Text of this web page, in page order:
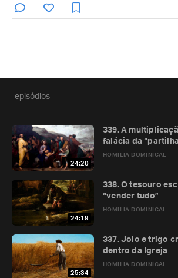
episódios
24:20
HOMILIA DOMINICAL
339. A
falácia da
24:19
HOMILIA DOMINICAL
338. O tesouro
“vender tudo”
25:34
HOMILIA DOMINICAL
337. Joio e trigo
dentro da Igreja